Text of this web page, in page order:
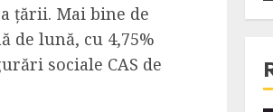
țării. Mai bine de
de lună, cu 4,75%
sociale CAS de